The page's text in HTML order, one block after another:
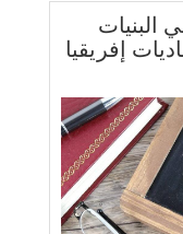
البنيات
إفريقيا